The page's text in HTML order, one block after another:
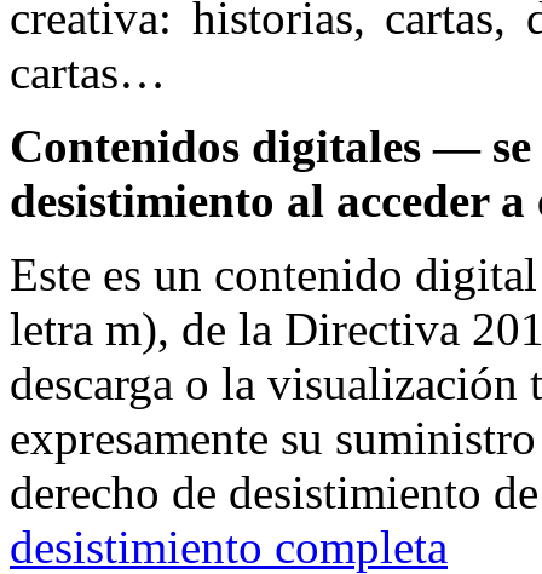
creativa: historias, cartas,
cartas…
Contenidos digitales — se
desistimiento al acceder a
Este es un contenido
letra m), de la Directiva
descarga o la visualización
expresamente su
derecho de desistimiento
desistimiento completa